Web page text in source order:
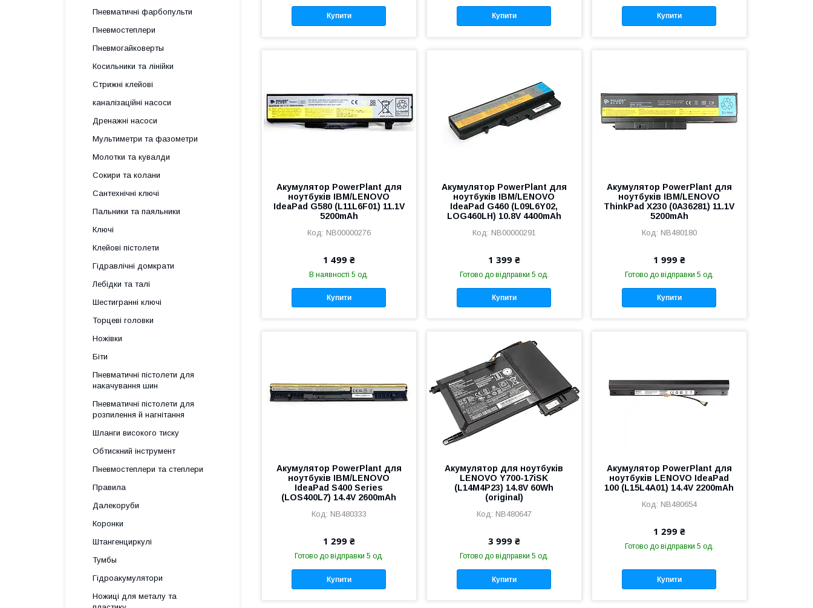
Купити Купити Купити
Акумулятор PowerPlant для
ноутбуків IBM/LENOVO
IdeaPad G580 (L11L6F01) 11.1V
5200mAh
NB00000276
1 499 ₴
В наявності 5 од.
Купити
Акумулятор PowerPlant для
ноутбуків IBM/LENOVO
IdeaPad G460 (L09L6Y02,
LOG460LH) 10.8V 4400mAh
NB00000291
1 399 ₴
Готово до відправки 5 од.
Купити
Акумулятор PowerPlant для
ноутбуків IBM/LENOVO
ThinkPad X230 (0A36281) 11.1V
5200mAh
NB480180
1 999 ₴
Готово до відправки 5 од.
Купити
Акумулятор PowerPlant для
ноутбуків IBM/LENOVO
IdeaPad S400 Series
(LOS400L7) 14.4V 2600mAh
NB480333
1 299 ₴
Готово до відправки 5 од.
Купити
Акумулятор для ноутбуків
LENOVO Y700-17iSK
(L14M4P23) 14.8V 60Wh
(original)
NB480647
3 999 ₴
Готово до відправки 5 од.
Купити
Акумулятор PowerPlant для
ноутбуків LENOVO IdeaPad
100 (L15L4A01) 14.4V 2200mAh
NB480654
1 299 ₴
Готово до відправки 5 од.
Купити
Пневматичні фарбопульти
Пневмостеплери
Пневмогайковерты
Косильники та лінійки
Стрижні клейові
каналізаційні насоси
Дренажні насоси
Мультиметри та фазометри
Молотки та кувалди
Сокири та колани
Сантехнічні ключі
Пальники та паяльники
Ключі
Клейові пістолети
Гідравлічні домкрати
Лебідки та талі
Шестигранні ключі
Торцеві головки
Ножівки
Біти
Пневматичні пістолети для
накачування шин
Пневматичні пістолети для
розпилення й нагнітання
Шланги високого тиску
Обтискний інструмент
Пневмостеплери та степлери
Правила
Далекоруби
Коронки
Штангенциркулі
Тумбы
Гідроакумулятори
Ножиці для металу та